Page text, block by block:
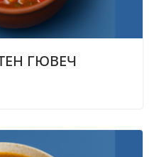
ГЮВЕЧ